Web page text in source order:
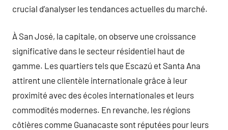
crucial d’analyser les tendances actuelles du marché.
À San José, la capitale, on observe une croissance
significative dans le secteur résidentiel haut de
gamme. Les quartiers tels que Escazú et Santa Ana
attirent une clientèle internationale grâce à leur
proximité avec des écoles internationales et leurs
commodités modernes. En revanche, les régions
côtières comme Guanacaste sont réputées pour leurs